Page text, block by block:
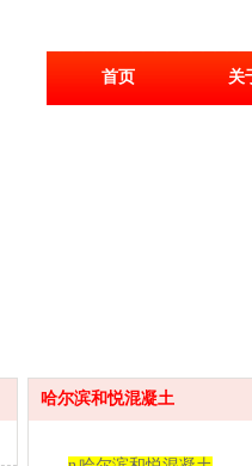
首页 关
哈尔滨和悦混凝土